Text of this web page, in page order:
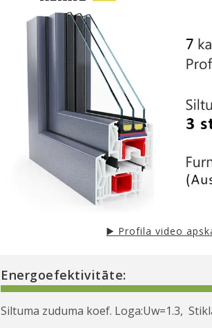
▶️ Profila video
Energoefektivitāte:
Siltuma zuduma koef. Loga:Uw=1.3,